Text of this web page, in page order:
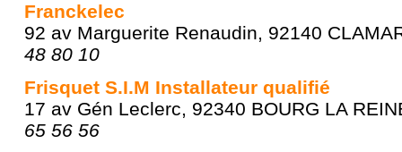
Franckelec
92 av Marguerite Renaudin, 92140
48 80 10
Frisquet S.I.M Installateur qualifié
17 av Gén Leclerc, 92340 BOURG LA
65 56 56